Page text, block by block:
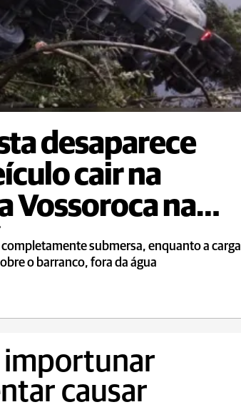
desaparece
cair na
Vossoroca na
submersa, enquanto a carga
o barranco, fora da água
importunar
causar